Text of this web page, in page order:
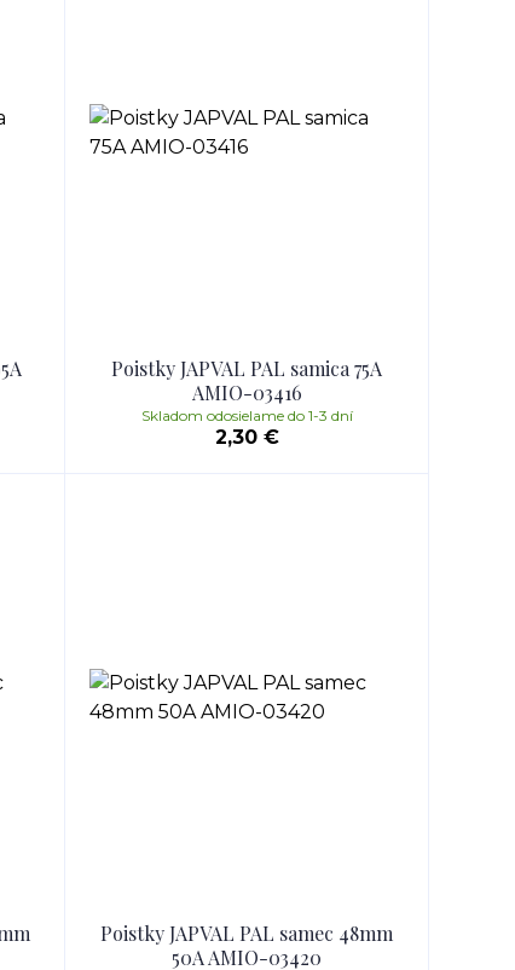
Poistky JAPVAL PAL samica 75A
AMIO-03416
2,30 €
Skladom odosielame do 1-3 dní
Poistky JAPVAL PAL samec 48mm
50A AMIO-03420